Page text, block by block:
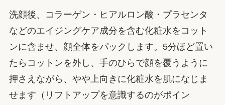
洗顔後、コラーゲン・ヒアルロン酸・プラセンタ
などのエイジングケア成分を含む化粧水をコット
ンに含ませ、顔全体をパックします。5分ほど置い
たらコットンを外し、手のひらで顔を覆うように
押さえながら、やや上向きに化粧水を肌になじま
せます（リフトアップを意識するのがポイン